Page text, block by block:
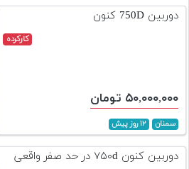
دوربین 750D کنون
کارکرده
۵۰,۰۰۰,۰۰۰ تومان
سمنان ۱۲ روز پیش
دوربین کنون ۷۵۰d در حد صفر واقعی